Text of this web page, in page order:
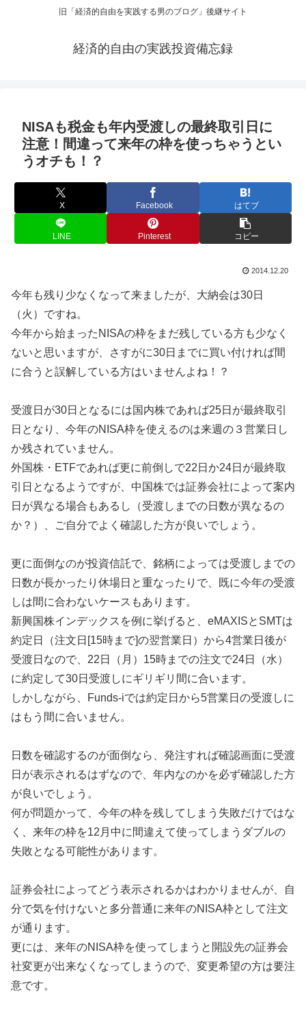
旧「経済的自由を実践する男のブログ」後継サイト
経済的自由の実践投資備忘録
NISAも税金も年内受渡しの最終取引日に
注意！間違って来年の枠を使っちゃうとい
うオチも！？
X Facebook はてブ
LINE Pinterest コピー
2014.12.20
今年も残り少なくなって来ましたが、大納会は30日
（火）ですね。
今年から始まったNISAの枠をまだ残している方も少なく
ないと思いますが、さすがに30日までに買い付ければ間
に合うと誤解している方はいませんよね！？
受渡日が30日となるには国内株であれば25日が最終取引
日となり、今年のNISA枠を使えるのは来週の３営業日し
か残されていません。
外国株・ETFであれば更に前倒しで22日か24日が最終取
引日となるようですが、中国株では証券会社によって案内
日が異なる場合もあるし（受渡しまでの日数が異なるの
か？）、ご自分でよく確認した方が良いでしょう。
更に面倒なのが投資信託で、銘柄によっては受渡しまでの
日数が長かったり休場日と重なったりで、既に今年の受渡
しは間に合わないケースもあります。
新興国株インデックスを例に挙げると、eMAXISとSMTは
約定日（注文日[15時まで]の翌営業日）から4営業日後が
受渡日なので、22日（月）15時までの注文で24日（水）
に約定して30日受渡しにギリギリ間に合います。
しかしながら、Funds-iでは約定日から5営業日の受渡しに
はもう間に合いません。
日数を確認するのが面倒なら、発注すれば確認画面に受渡
日が表示されるはずなので、年内なのかを必ず確認した方
が良いでしょう。
何が問題かって、今年の枠を残してしまう失敗だけではな
く、来年の枠を12月中に間違えて使ってしまうダブルの
失敗となる可能性があります。
証券会社によってどう表示されるかはわかりませんが、自
分で気を付けないと多分普通に来年のNISA枠として注文
が通ります。
更には、来年のNISA枠を使ってしまうと開設先の証券会
社変更が出来なくなってしまうので、変更希望の方は要注
意です。